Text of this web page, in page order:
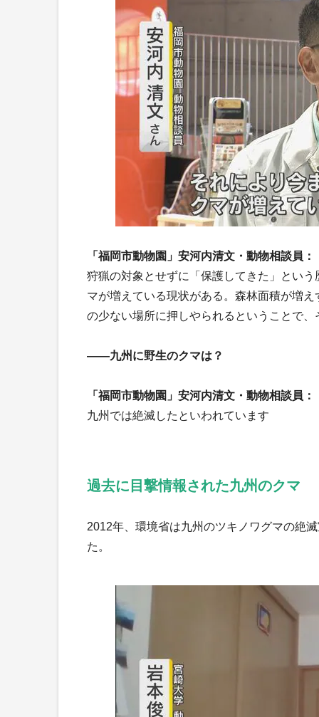
「福岡市動物園」安河内清文・動物相談員：
狩猟の対象とせずに「保護してきた」とい
マが増えている現状がある。森林面積が増
の少ない場所に押しやられるということで
――九州に野生のクマは？
「福岡市動物園」安河内清文・動物相談員：
九州では絶滅したといわれています
過去に目撃情報された九州のクマ
2012年、環境省は九州のツキノワグマの絶
た。